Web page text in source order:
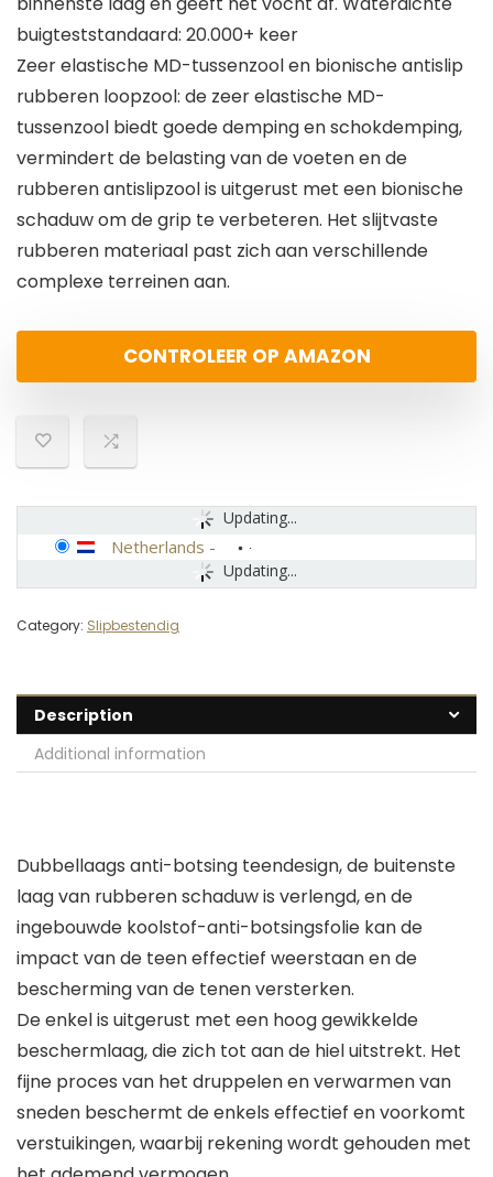
buigteststandaard: 20.000+ keer
Zeer elastische MD-tussenzool en bionische antislip
rubberen loopzool: de zeer elastische MD-
tussenzool biedt goede demping en schokdemping,
vermindert de belasting van de voeten en de
rubberen antislipzool is uitgerust met een bionische
schaduw om de grip te verbeteren. Het slijtvaste
rubberen materiaal past zich aan verschillende
complexe terreinen aan.
CONTROLEER OP AMAZON
Updating...
Updating...
Netherlands -
Category: Slipbestendig
Description
Additional information
Dubbellaags anti-botsing teendesign, de buitenste
laag van rubberen schaduw is verlengd, en de
ingebouwde koolstof-anti-botsingsfolie kan de
impact van de teen effectief weerstaan en de
bescherming van de tenen versterken.
De enkel is uitgerust met een hoog gewikkelde
beschermlaag, die zich tot aan de hiel uitstrekt. Het
fijne proces van het druppelen en verwarmen van
sneden beschermt de enkels effectief en voorkomt
verstuikingen, waarbij rekening wordt gehouden met